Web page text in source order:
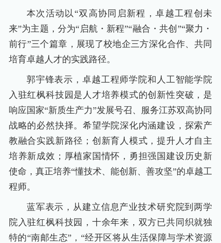
本次活动以“双高协同启新程，卓越工程创未
来”为主题，分为“启航・新程”“融合・共创”“聚力・
前行”三个篇章，展现了校地企三方深化合作、共同
培育卓越人才的实践路径。
郭宇锋表示，卓越工程师学院和人工智能学院
入驻红枫科技园是人才培养模式的创新性突破，是
响应国家“新质生产力”发展号召、服务江苏双高协同
战略的必然抉择。希望学院深化内涵建设，探索产
教融合实践新路径；创新育人模式，提升人才自主
培养新成效；厚植家国情怀，勇担强国建设历史新
使命，真正培养“懂技术、能创新、善攻坚”的卓越工
程师。
蓝军表示，从建立信息产业技术研究院到两学
院入驻红枫科技园，十余年来，双方已共同织就独
特的“南邮生态”，“经开区将从生活保障与学术资源